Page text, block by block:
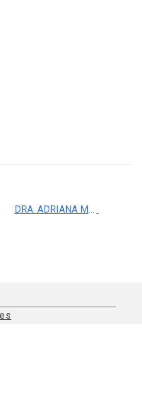
DRA. ADRIANA MIRIAM DOMINGUEZ RAMIREZ